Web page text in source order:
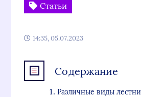
Статьи
14:35, 05.07.2023
Содержание
Различные виды